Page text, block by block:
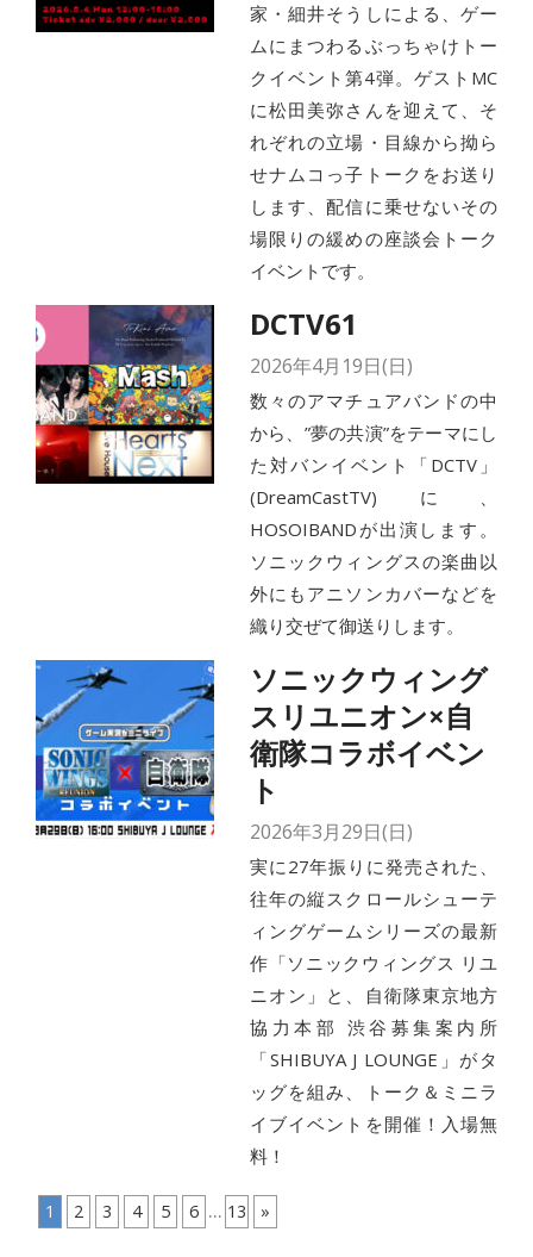
家・細井そうしによる、ゲー
ムにまつわるぶっちゃけトー
クイベント第4弾。ゲストMC
に松田美弥さんを迎えて、そ
れぞれの立場・目線から拗ら
せナムコっ子トークをお送り
します、配信に乗せないその
場限りの緩めの座談会トーク
イベントです。
DCTV61
2026年4月19日(日)
数々のアマチュアバンドの中
から、”夢の共演”をテーマにし
た対バンイベント「DCTV」
(DreamCastTV)に、
HOSOIBANDが出演します。
ソニックウィングスの楽曲以
外にもアニソンカバーなどを
織り交ぜて御送りします。
ソニックウィング
スリユニオン×自
衛隊コラボイベン
ト
2026年3月29日(日)
実に27年振りに発売された、
往年の縦スクロールシューテ
ィングゲームシリーズの最新
作「ソニックウィングス リユ
ニオン」と、自衛隊東京地方
協力本部 渋谷募集案内所
「SHIBUYA J LOUNGE」がタ
ッグを組み、トーク＆ミニラ
イブイベントを開催！入場無
料！
1 2 3 4 5 6 ... 13 »